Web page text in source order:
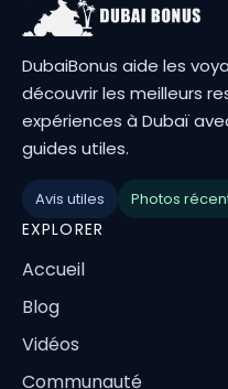
DubaiBonus aide les
découvrir les meilleurs
expériences à Dubaï
guides utiles.
Avis utiles Photos
EXPLORER
Accueil
Blog
Vidéos
Communauté